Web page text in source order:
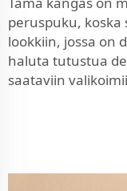
peruspuku, koska
lookkiin, jossa on
haluta tutustua
saataviin